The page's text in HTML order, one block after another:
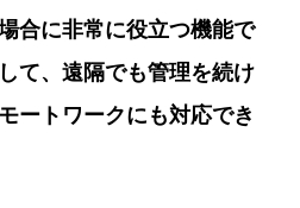
合に非常に役立つ機能で
て、遠隔でも管理を続け
ートワークにも対応でき